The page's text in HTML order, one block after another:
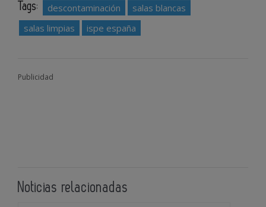
Tags: descontaminación
salas blancas
salas limpias
ispe españa
Publicidad
Noticias relacionadas